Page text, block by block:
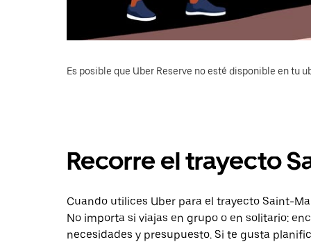
Es posible que Uber Reserve no esté disponible en tu
Recorre el trayecto
Cuando utilices Uber para el trayecto Saint-
No importa si viajas en grupo o en solitario:
necesidades y presupuesto. Si te gusta